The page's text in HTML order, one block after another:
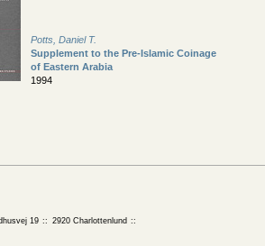
Potts, Daniel T.
Supplement to the Pre-Islamic Coinage
of Eastern Arabia
1994
19
2920 Charlottenlund